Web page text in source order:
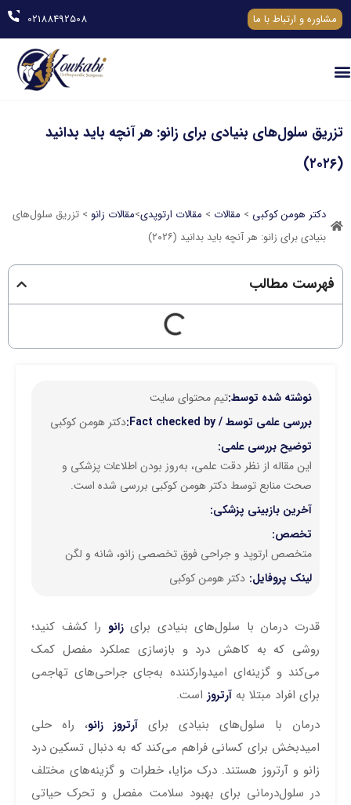
مشاوره و ارتباط با ما 02188492508
تزریق سلول‌های بنیادی برای زانو: هر آنچه باید بدانید
(۲۰۲۶)
دکتر هومن کوکبی > مقالات > مقالات ارتوپدی>مقالات زانو > تزریق سلول‌های
بنیادی برای زانو: هر آنچه باید بدانید (۲۰۲۶)
فهرست مطالب
نوشته شده توسط:تیم محتوای سایت
بررسی علمی توسط / Fact checked by:
دکتر هومن کوکبی
توضیح بررسی علمی:
این مقاله از نظر دقت علمی، به‌روز بودن اطلاعات پزشکی و
صحت منابع توسط دکتر هومن کوکبی بررسی شده است.
آخرین بازبینی پزشکی:
تخصص:
متخصص ارتوپد و جراحی فوق تخصصی زانو، شانه و لگن
لینک پروفایل: دکتر هومن کوکبی
قدرت درمان با سلول‌های بنیادی برایزانو را کشف کنید؛
روشی که به کاهش درد و بازسازی عملکرد مفصل کمک
می‌کند و گزینه‌ای امیدوارکننده به‌جای جراحی‌های تهاجمی
برای افراد مبتلا به آرتروز است.
درمان با سلول‌های بنیادی برای آرتروز زانو، راه حلی
امیدبخش برای کسانی فراهم می‌کند که به دنبال تسکین درد
زانو و آرتروز هستند. درک مزایا، خطرات و گزینه‌های مختلف
در سلول‌درمانی برای بهبود سلامت مفصل و تحرک حیاتی